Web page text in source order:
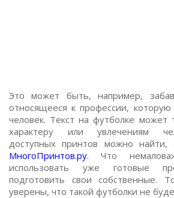
Это может быть, например,
относящееся к профессии,
человек. Текст на футболке может
характеру или увлечениям
доступных принтов можно найти,
МногоПринтов.ру. Что
использовать уже готовые
подготовить свои собственные.
уверены, что такой футболки не